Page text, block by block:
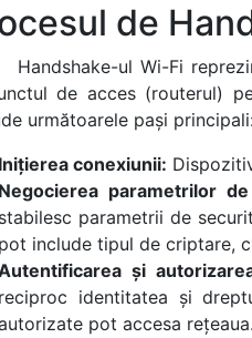
de
Handshake-ul Wi-Fi
de acces (routerul)
următoarele pași
Inițierea conexiunii:
Negocierea parametrilor
stabilesc parametrii de
pot include tipul de criptare,
și
reciproc identitatea și
pot accesa rețeaua.